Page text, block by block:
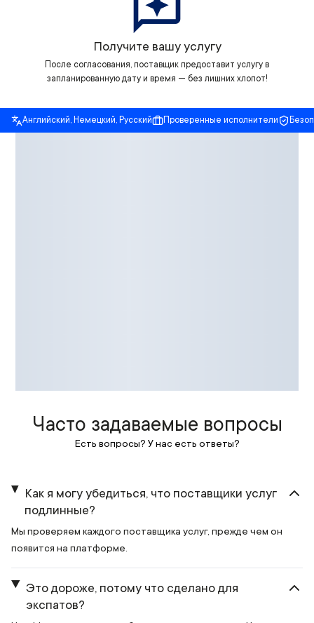
Получите вашу услугу
После согласования, поставщик предоставит услугу в
запланированную дату и время — без лишних хлопот!
Английский, Немецкий, Русский Проверенные исполнители
Часто задаваемые вопросы
Есть вопросы? У нас есть ответы?
Как я могу убедиться, что поставщики услуг
подлинные?
Мы проверяем каждого поставщика услуг, прежде чем он
появится на платформе.
Это дороже, потому что сделано для
экспатов?